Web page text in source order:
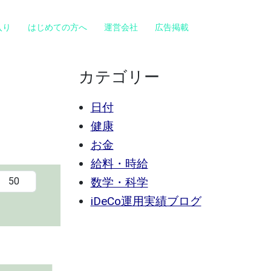
はじめての方へ 運営会社 広告掲載
カテゴリー
日付
健康
お金
給料・時給
数学・科学
iDeCo運用実績ブログ